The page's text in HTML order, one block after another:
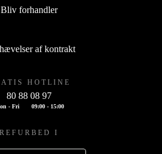
Bliv forhandler
af kontrakt
HOTLINE
80 88 08 97
- Fri 09:00 - 15:00
REFURBED I